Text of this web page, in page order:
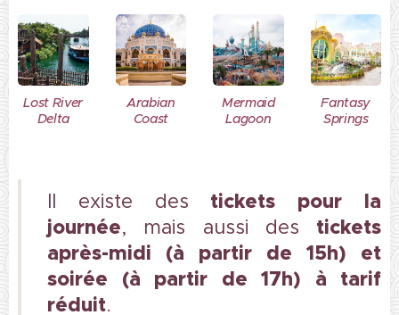
Lost River
Delta
Arabian
Coast
Mermaid
Lagoon
Fantasy
Springs
Il existe des tickets pour la
journée, mais aussi des tickets
après-midi (à partir de 15h)
et
soirée (à partir de 17h) à tarif
réduit.